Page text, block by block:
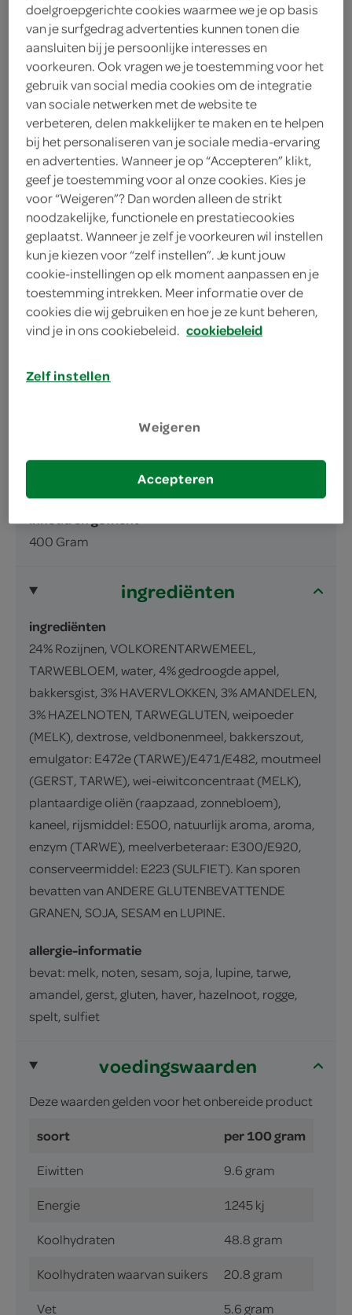
2.
59
400 Gram
Let op: aanbiedingen zijn niet zichtbaar bij de
producten, maar worden wél automatisch
verwerkt in de winkelmand.
pak een zachte bol met granen en noten uit het zakje,
ideaal als voedzame start van de dag of bij de koffie
Bruine tarwebollen gevuld met rozijnen,
gedroogde appel en noten en gedecoreerd
met havervlokken.
400 Gram
ingrediënten
ingrediënten
24% Rozijnen, VOLKORENTARWEMEEL,
TARWEBLOEM, water, 4% gedroogde appel,
bakkersgist, 3% HAVERVLOKKEN, 3% AMANDELEN,
3% HAZELNOTEN, TARWEGLUTEN, weipoeder
(MELK), dextrose, veldbonenmeel, bakkerszout,
emulgator: E472e (TARWE)/E471/E482, moutmeel
(GERST, TARWE), wei-eiwitconcentraat (MELK),
plantaardige oliën (raapzaad, zonnebloem),
kaneel, rijsmiddel: E500, natuurlijk aroma, aroma,
enzym (TARWE), meelverbeteraar: E300/E920,
conserveermiddel: E223 (SULFIET). Kan sporen
bevatten van ANDERE GLUTENBEVATTENDE
GRANEN, SOJA, SESAM en LUPINE.
allergie-informatie
bevat: melk, noten, sesam, soja, lupine, tarwe,
amandel, gerst, gluten, haver, hazelnoot, rogge,
spelt, sulfiet
voedingswaarden
Deze waarden gelden voor het onbereide product
soort per 100 gram
Eiwitten 9.6 gram
Energie 1245 kj
Koolhydraten 48.8 gram
Koolhydraten waarvan suikers 20.8 gram
Vet 5.6 gram
doelgroepgerichte cookies waarmee we je op basis
van je surfgedrag advertenties kunnen tonen die
aansluiten bij je persoonlijke interesses en
voorkeuren. Ook vragen we je toestemming voor het
gebruik van social media cookies om de integratie
van sociale netwerken met de website te
verbeteren, delen makkelijker te maken en te helpen
bij het personaliseren van je sociale media-ervaring
en advertenties. Wanneer je op “Accepteren” klikt,
geef je toestemming voor al onze cookies. Kies je
voor “Weigeren”? Dan worden alleen de strikt
noodzakelijke, functionele en prestatiecookies
geplaatst. Wanneer je zelf je voorkeuren wil instellen
kun je kiezen voor “zelf instellen”. Je kunt jouw
cookie-instellingen op elk moment aanpassen en je
toestemming intrekken. Meer informatie over de
cookies die wij gebruiken en hoe je ze kunt beheren,
vind je in ons cookiebeleid. cookiebeleid
Zelf instellen
Weigeren
Accepteren